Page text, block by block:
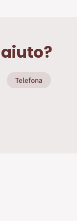
Telefona